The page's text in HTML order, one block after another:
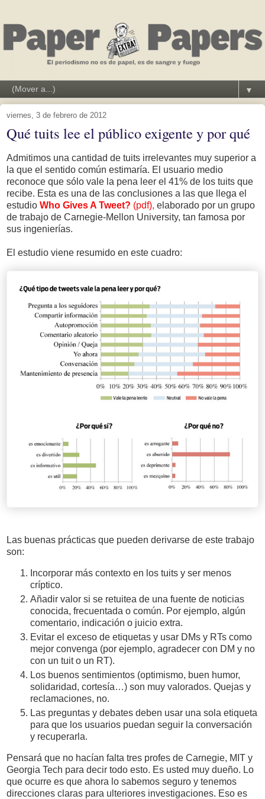
▼
viernes, 3 de febrero de 2012
Qué tuits lee el público exigente y por qué
Admitimos una cantidad de tuits irrelevantes muy superior a
la que el sentido común estimaría. El usuario medio
reconoce que sólo vale la pena leer el 41% de los tuits que
recibe. Esta es una de las conclusiones a las que llega el
estudio Who Gives A Tweet? (pdf), elaborado por un grupo
de trabajo de Carnegie-Mellon University, tan famosa por
sus ingenierías.
El estudio viene resumido en este cuadro:
Las buenas prácticas que pueden derivarse de este trabajo
son:
Incorporar más contexto en los tuits y ser menos
críptico.
Añadir valor si se retuitea de una fuente de noticias
conocida, frecuentada o común. Por ejemplo, algún
comentario, indicación o juicio extra.
Evitar el exceso de etiquetas y usar DMs y RTs como
mejor convenga (por ejemplo, agradecer con DM y no
con un tuit o un RT).
Los buenos sentimientos (optimismo, buen humor,
solidaridad, cortesía…) son muy valorados. Quejas y
reclamaciones, no.
Las preguntas y debates deben usar una sola etiqueta
para que los usuarios puedan seguir la conversación
y recuperarla.
Pensará que no hacían falta tres profes de Carnegie, MIT y
Georgia Tech para decir todo esto. Es usted muy dueño. Lo
que ocurre es que ahora lo sabemos seguro y tenemos
direcciones claras para ulteriores investigaciones. Eso es